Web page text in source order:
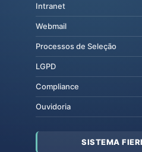
Intranet
Webmail
Processos de Seleção
LGPD
Compliance
Ouvidoria
SISTEMA